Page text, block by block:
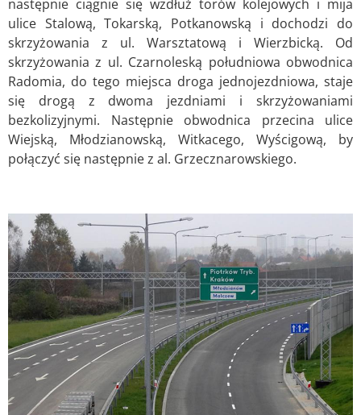
następnie ciągnie się wzdłuż torów kolejowych i mija
ulice Stalową, Tokarską, Potkanowską i dochodzi do
skrzyżowania z ul. Warsztatową i Wierzbicką. Od
skrzyżowania z ul. Czarnoleską południowa obwodnica
Radomia, do tego miejsca droga jednojezdniowa, staje
się drogą z dwoma jezdniami i skrzyżowaniami
bezkolizyjnymi. Następnie obwodnica przecina ulice
Wiejską, Młodzianowską, Witkacego, Wyścigową, by
połączyć się następnie z al. Grzecznarowskiego.